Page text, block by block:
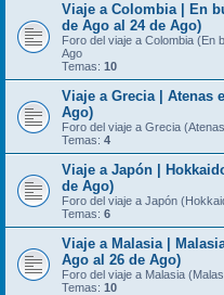
Viaje a Colombia | En
de Ago al 24 de Ago)
Foro del viaje a Colombia (En
Ago
Temas: 10
Viaje a Grecia | Atenas
Ago)
Foro del viaje a Grecia
Temas: 4
Viaje a Japón |
de Ago)
Foro del viaje a Japón
Temas: 6
Viaje a Malasia |
Ago al 26 de Ago)
Foro del viaje a Malasia
Temas: 10